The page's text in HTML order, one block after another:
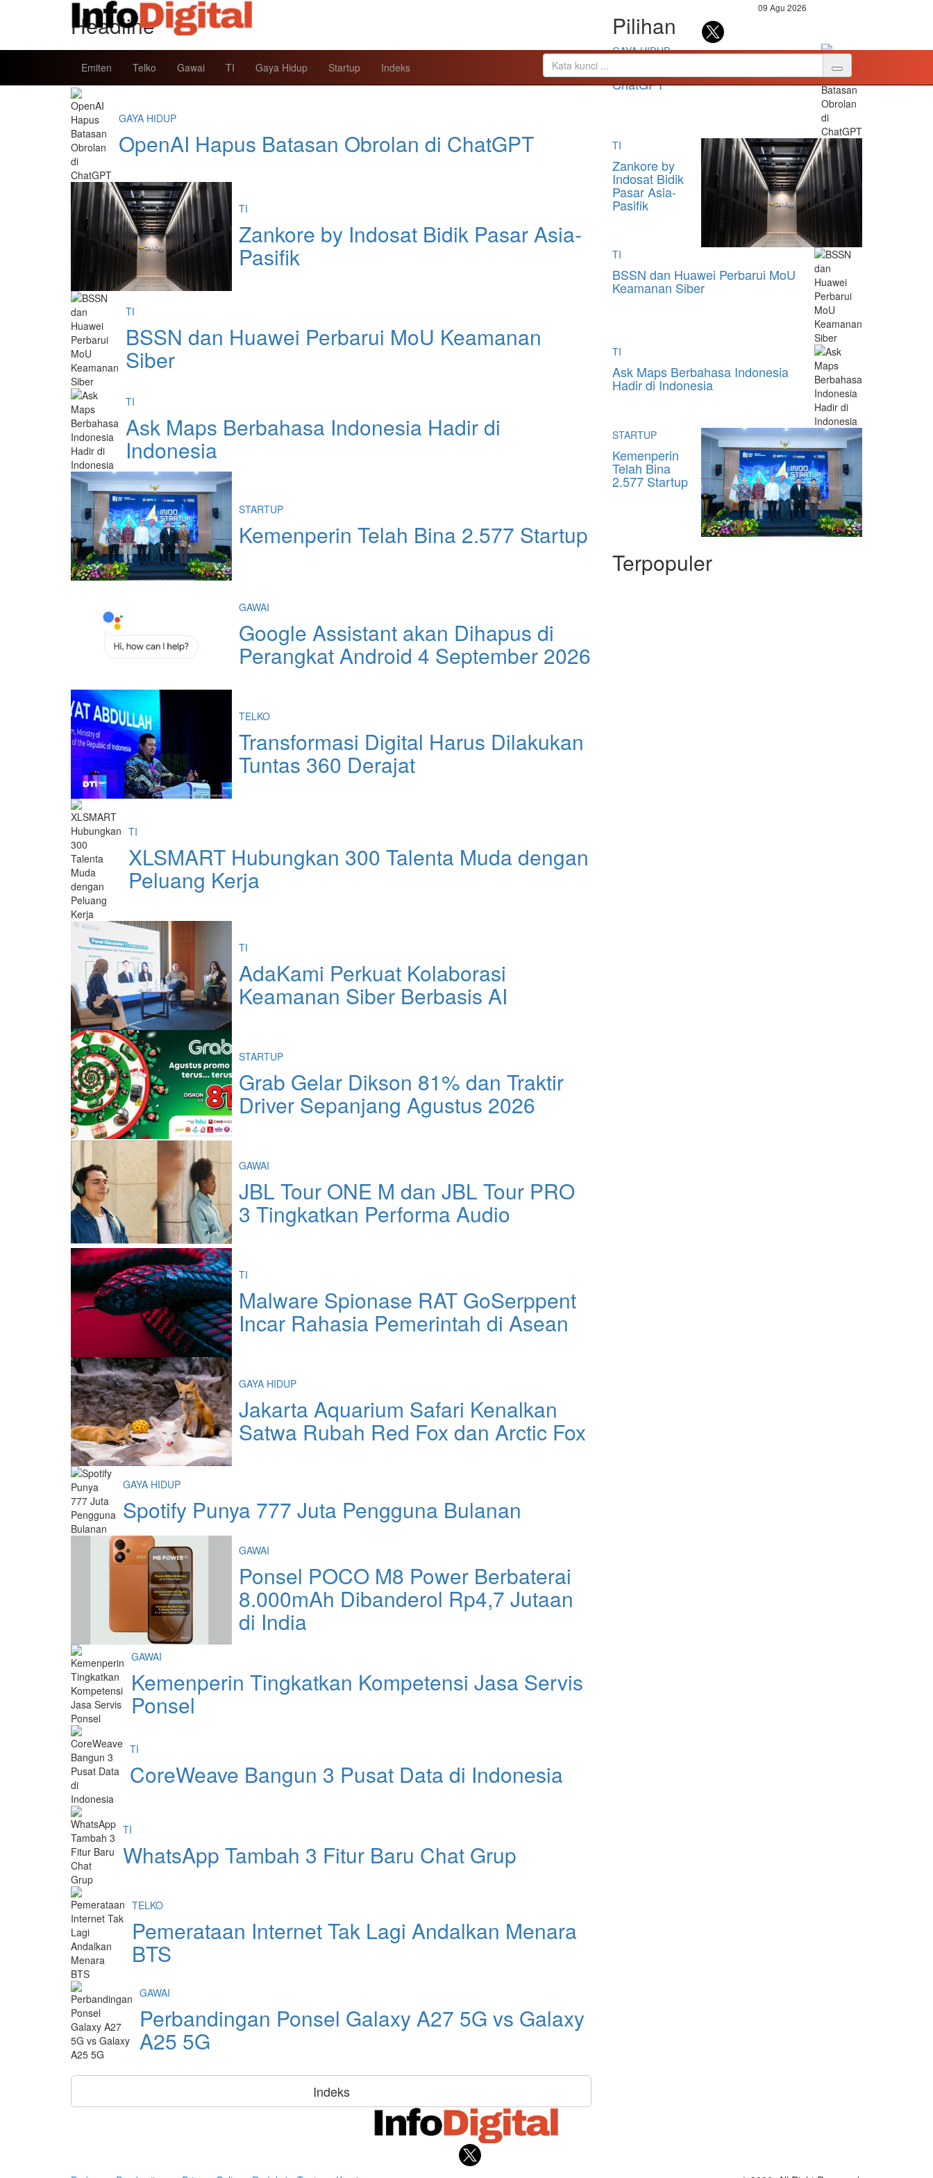
09 Agu 2026
Emiten Telko Gawai TI Gaya Hidup Startup Indeks
Headline
Berita Terkini
GAYA HIDUP
OpenAI Hapus Batasan Obrolan di ChatGPT
TI
Zankore by Indosat Bidik Pasar Asia-
Pasifik
TI
BSSN dan Huawei Perbarui MoU Keamanan
Siber
TI
Ask Maps Berbahasa Indonesia Hadir di
Indonesia
STARTUP
Kemenperin Telah Bina 2.577 Startup
GAWAI
Google Assistant akan Dihapus di
Perangkat Android 4 September 2026
TELKO
Transformasi Digital Harus Dilakukan
Tuntas 360 Derajat
TI
XLSMART Hubungkan 300 Talenta Muda dengan
Peluang Kerja
TI
AdaKami Perkuat Kolaborasi
Keamanan Siber Berbasis AI
STARTUP
Grab Gelar Dikson 81% dan Traktir
Driver Sepanjang Agustus 2026
GAWAI
JBL Tour ONE M dan JBL Tour PRO
3 Tingkatkan Performa Audio
TI
Malware Spionase RAT GoSerppent
Incar Rahasia Pemerintah di Asean
GAYA HIDUP
Jakarta Aquarium Safari Kenalkan
Satwa Rubah Red Fox dan Arctic Fox
GAYA HIDUP
Spotify Punya 777 Juta Pengguna Bulanan
GAWAI
Ponsel POCO M8 Power Berbaterai
8.000mAh Dibanderol Rp4,7 Jutaan
di India
GAWAI
Kemenperin Tingkatkan Kompetensi Jasa Servis
Ponsel
TI
CoreWeave Bangun 3 Pusat Data di Indonesia
TI
WhatsApp Tambah 3 Fitur Baru Chat Grup
TELKO
Pemerataan Internet Tak Lagi Andalkan Menara
BTS
GAWAI
Perbandingan Ponsel Galaxy A27 5G vs Galaxy
A25 5G
Indeks
Pilihan
GAYA HIDUP
ChatGPT
TI
Zankore by
Indosat Bidik
Pasar Asia-
Pasifik
TI
BSSN dan Huawei Perbarui MoU
Keamanan Siber
TI
Ask Maps Berbahasa Indonesia
Hadir di Indonesia
STARTUP
Kemenperin
Telah Bina
2.577 Startup
Terpopuler